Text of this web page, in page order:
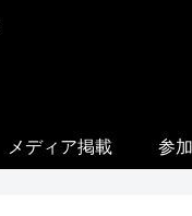
メディア掲載 参